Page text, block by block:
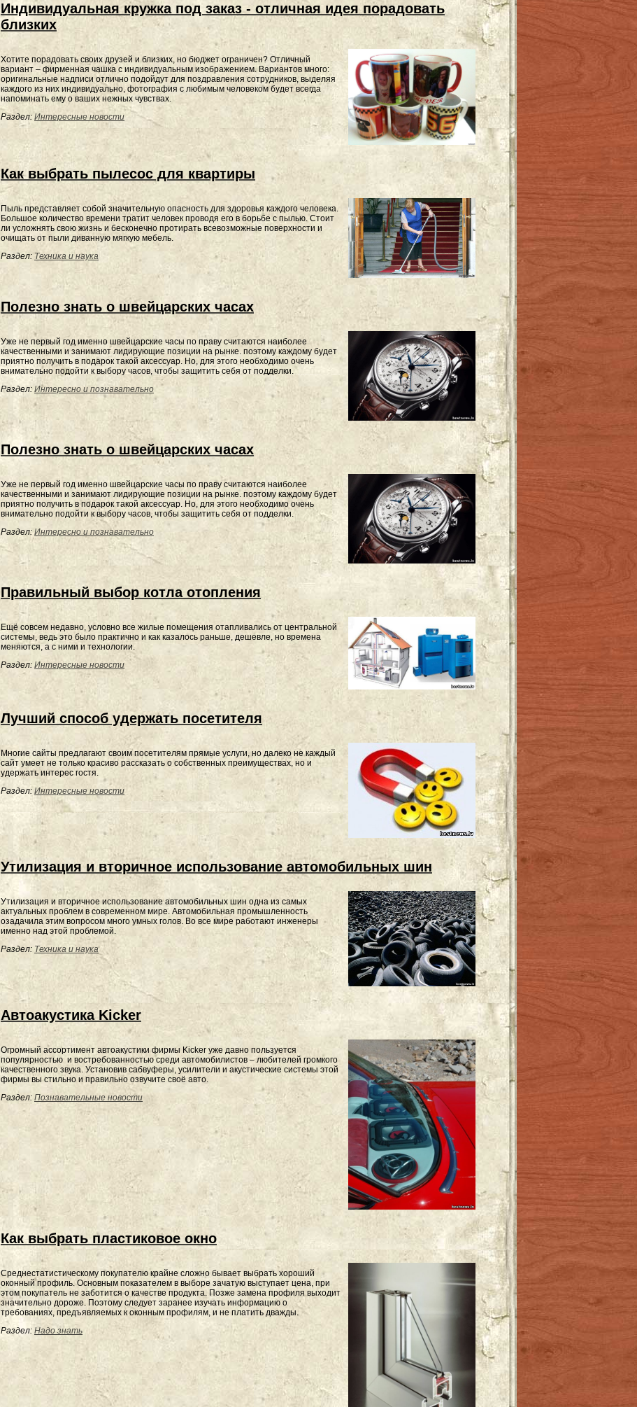
Индивидуальная кружка под заказ - отличная идея порадовать
близких
Хотите порадовать своих друзей и близких, но бюджет ограничен? Отличный
вариант – фирменная чашка с индивидуальным изображением. Вариантов много:
оригинальные надписи отлично подойдут для поздравления сотрудников, выделяя
каждого из них индивидуально, фотография с любимым человеком будет всегда
напоминать ему о ваших нежных чувствах.
Раздел: Интересные новости
Как выбрать пылесос для квартиры
Пыль представляет собой значительную опасность для здоровья каждого человека.
Большое количество времени тратит человек проводя его в борьбе с пылью. Стоит
ли усложнять свою жизнь и бесконечно протирать всевозможные поверхности и
очищать от пыли диванную мягкую мебель.
Раздел: Техника и наука
Полезно знать о швейцарских часах
Уже не первый год именно швейцарские часы по праву считаются наиболее
качественными и занимают лидирующие позиции на рынке. поэтому каждому будет
приятно получить в подарок такой аксессуар. Но, для этого необходимо очень
внимательно подойти к выбору часов, чтобы защитить себя от подделки.
Раздел: Интересно и познавательно
Полезно знать о швейцарских часах
Уже не первый год именно швейцарские часы по праву считаются наиболее
качественными и занимают лидирующие позиции на рынке. поэтому каждому будет
приятно получить в подарок такой аксессуар. Но, для этого необходимо очень
внимательно подойти к выбору часов, чтобы защитить себя от подделки.
Раздел: Интересно и познавательно
Правильный выбор котла отопления
Ещё совсем недавно, условно все жилые помещения отапливались от центральной
системы, ведь это было практично и как казалось раньше, дешевле, но времена
меняются, а с ними и технологии.
Раздел: Интересные новости
Лучший способ удержать посетителя
Многие сайты предлагают своим посетителям прямые услуги, но далеко не каждый
сайт умеет не только красиво рассказать о собственных преимуществах, но и
удержать интерес гостя.
Раздел: Интересные новости
Утилизация и вторичное использование автомобильных шин
Утилизация и вторичное использование автомобильных шин одна из самых
актуальных проблем в современном мире. Автомобильная промышленность
озадачила этим вопросом много умных голов. Во все мире работают инженеры
именно над этой проблемой.
Раздел: Техника и наука
Автоакустика Kicker
Огромный ассортимент автоакустики фирмы Kicker уже давно пользуется
популярностью и востребованностью среди автомобилистов – любителей громкого
качественного звука. Установив сабвуферы, усилители и акустические системы этой
фирмы вы стильно и правильно озвучите своё авто.
Раздел: Познавательные новости
Как выбрать пластиковое окно
Среднестатистическому покупателю крайне сложно бывает выбрать хороший
оконный профиль. Основным показателем в выборе зачатую выступает цена, при
этом покупатель не заботится о качестве продукта. Позже замена профиля выходит
значительно дороже. Поэтому следует заранее изучать информацию о
требованиях, предъявляемых к оконным профилям, и не платить дважды.
Раздел: Надо знать